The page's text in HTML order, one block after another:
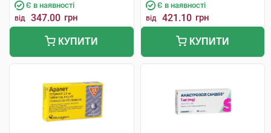
Є в наявності
від 347.00 грн
КУПИТИ
Є в наявності
від 421.10 грн
КУПИТИ